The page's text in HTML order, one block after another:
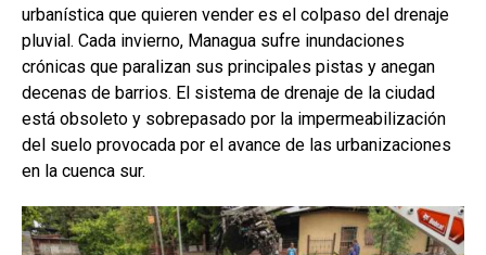
urbanística que quieren vender es el colpaso del drenaje
pluvial. Cada invierno, Managua sufre inundaciones
crónicas que paralizan sus principales pistas y anegan
decenas de barrios. El sistema de drenaje de la ciudad
está obsoleto y sobrepasado por la impermeabilización
del suelo provocada por el avance de las urbanizaciones
en la cuenca sur.